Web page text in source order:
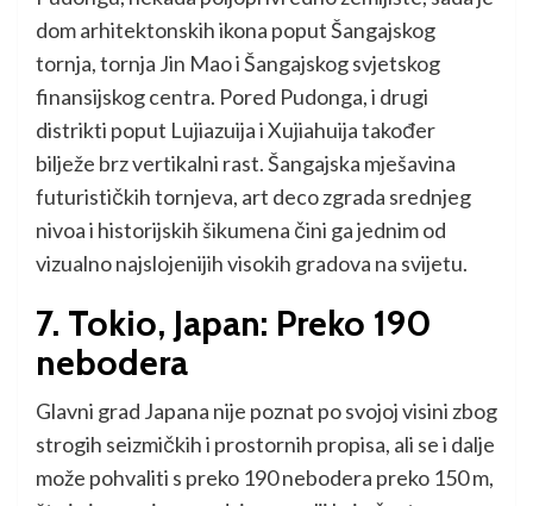
dom arhitektonskih ikona poput Šangajskog
tornja, tornja Jin Mao i Šangajskog svjetskog
finansijskog centra. Pored Pudonga, i drugi
distrikti poput Lujiazuija i Xujiahuija također
bilježe brz vertikalni rast. Šangajska mješavina
futurističkih tornjeva, art deco zgrada srednjeg
nivoa i historijskih šikumena čini ga jednim od
vizualno najslojenijih visokih gradova na svijetu.
7. Tokio, Japan: Preko 190
nebodera
Glavni grad Japana nije poznat po svojoj visini zbog
strogih seizmičkih i prostornih propisa, ali se i dalje
može pohvaliti s preko 190 nebodera preko 150 m,